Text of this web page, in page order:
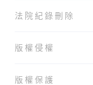
法院紀錄刪除
版權侵權
版權保護